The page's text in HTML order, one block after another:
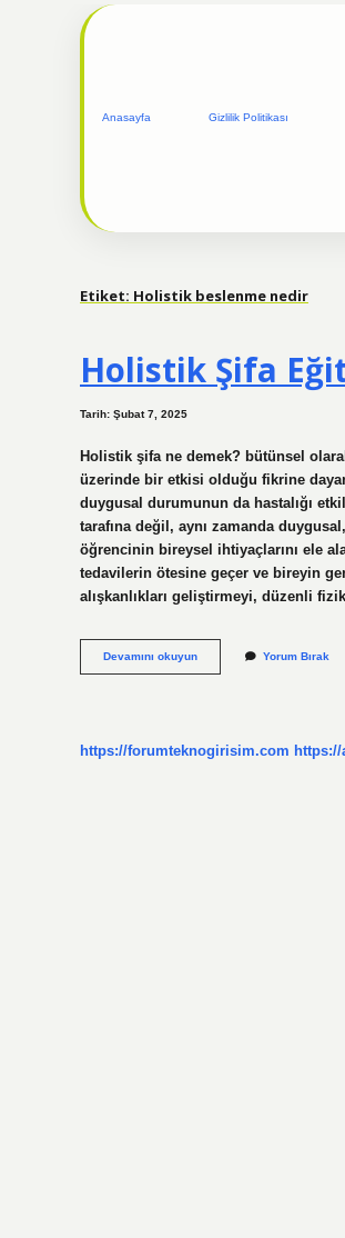
Anasayfa Gizlilik Politikası
Etiket: Holistik beslenme nedir
Holistik Şifa
Tarih: Şubat 7, 2025
Holistik şifa ne demek? bütünsel
üzerinde bir etkisi olduğu fikrine
duygusal durumunun da hastalığı
tarafına değil, aynı zamanda
öğrencinin bireysel ihtiyaçlarını ele
tedavilerin ötesine geçer ve bireyin
alışkanlıkları geliştirmeyi, düzenli
Devamını okuyunHolistik
Şifa
Yorum Bırak
https://forumteknogirisim.com